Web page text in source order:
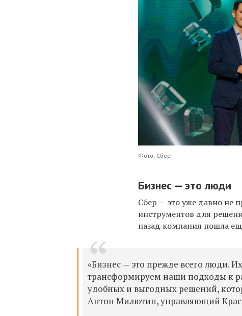
Фото: Сбер
Бизнес — это люди
Сбер — это уже давно не
инструментов для
назад компания пошла
«Бизнес — это прежде всего люди.
трансформируем наши подходы к
удобных и выгодных решений,
Антон Милютин, управляющий